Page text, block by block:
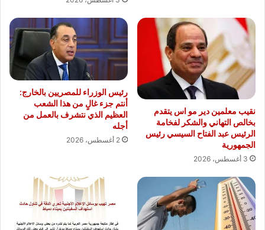
نقيب معلمين دير مو اس يتقدم
بخالص التهاني والشكر لفخامة
الرئيس عبد الفتاح السيسي رئيس
الجمهورية
3 أغسطس، 2026
رئيس الوزراء للمصريين بالخارج:
أنتم جزء غالٍ من هذا الشعب
العظيم الذي نتشرف بالعمل من
أجله
2 أغسطس، 2026